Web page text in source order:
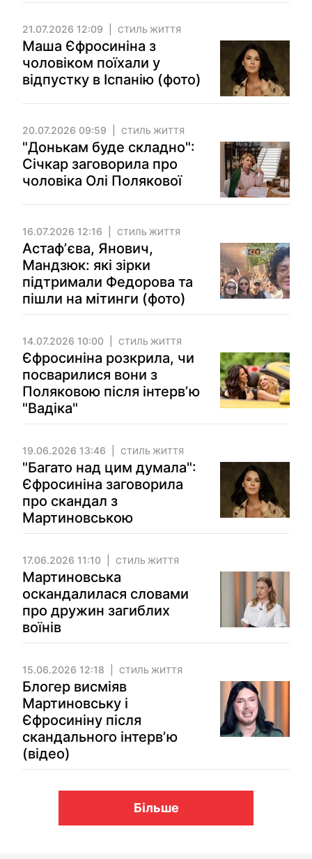
21.07.2026 12:09 СТИЛЬ ЖИТТЯ
Маша Єфросиніна з
чоловіком поїхали у
відпустку в Іспанію (фото)
20.07.2026 09:59 СТИЛЬ ЖИТТЯ
"Донькам буде складно":
Січкар заговорила про
чоловіка Олі Полякової
16.07.2026 12:16 СТИЛЬ ЖИТТЯ
Астафʼєва, Янович,
Мандзюк: які зірки
підтримали Федорова та
пішли на мітинги (фото)
14.07.2026 10:00 СТИЛЬ ЖИТТЯ
Єфросиніна розкрила, чи
посварилися вони з
Поляковою після інтервʼю
"Вадіка"
19.06.2026 13:46 СТИЛЬ ЖИТТЯ
"Багато над цим думала":
Єфросиніна заговорила
про скандал з
Мартиновською
17.06.2026 11:10 СТИЛЬ ЖИТТЯ
Мартиновська
оскандалилася словами
про дружин загиблих
воїнів
15.06.2026 12:18 СТИЛЬ ЖИТТЯ
Блогер висміяв
Мартиновську і
Єфросиніну після
скандального інтервʼю
(відео)
Більше